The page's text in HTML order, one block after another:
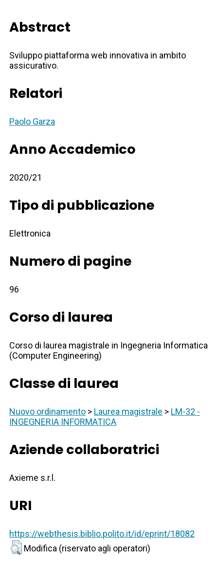
Abstract
Sviluppo piattaforma web innovativa in ambito
assicurativo.
Relatori
Paolo Garza
Anno Accademico
2020/21
Tipo di pubblicazione
Elettronica
Numero di pagine
96
Corso di laurea
Corso di laurea magistrale in Ingegneria Informatica
(Computer Engineering)
Classe di laurea
Nuovo ordinamento > Laurea magistrale > LM-32 -
INGEGNERIA INFORMATICA
Aziende collaboratrici
Axieme s.r.l.
URI
https://webthesis.biblio.polito.it/id/eprint/18082
Modifica (riservato agli operatori)